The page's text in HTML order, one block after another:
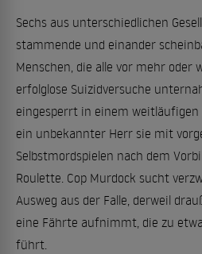
Sechs aus unterschiedlichen
stammende und einander
Menschen, die alle vor mehr oder
erfolglose Suizidversuche
eingesperrt in einem weitläufigen
ein unbekannter Herr sie mit
Selbstmordspielen nach dem
Roulette. Cop Murdock sucht
Ausweg aus der Falle, derweil
eine Fährte aufnimmt, die zu
führt.